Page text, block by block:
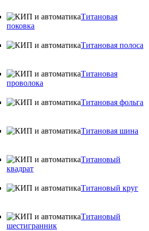
Титановая
поковка
Титановая полоса
Титановая
проволока
Титановая фольга
Титановая шина
Титановый
квадрат
Титановый круг
Титановый
шестигранник